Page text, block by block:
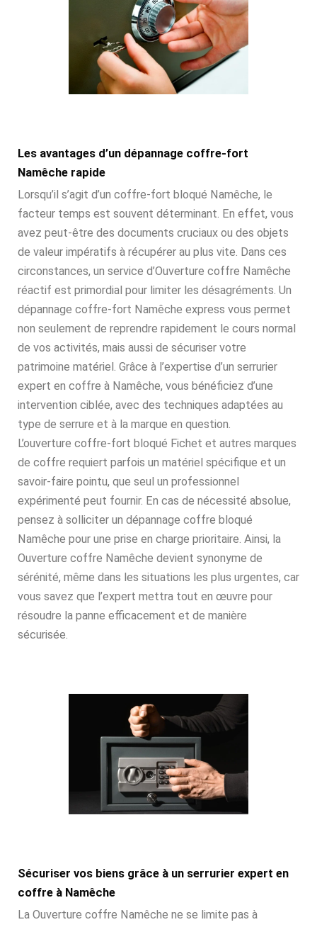
Les avantages d’un dépannage coffre-fort
Namêche rapide
Lorsqu’il s’agit d’un coffre-fort bloqué Namêche, le
facteur temps est souvent déterminant. En effet, vous
avez peut-être des documents cruciaux ou des objets
de valeur impératifs à récupérer au plus vite. Dans ces
circonstances, un service d’Ouverture coffre Namêche
réactif est primordial pour limiter les désagréments. Un
dépannage coffre-fort Namêche express vous permet
non seulement de reprendre rapidement le cours normal
de vos activités, mais aussi de sécuriser votre
patrimoine matériel. Grâce à l’expertise d’un serrurier
expert en coffre à Namêche, vous bénéficiez d’une
intervention ciblée, avec des techniques adaptées au
type de serrure et à la marque en question.
L’ouverture coffre-fort bloqué Fichet et autres marques
de coffre requiert parfois un matériel spécifique et un
savoir-faire pointu, que seul un professionnel
expérimenté peut fournir. En cas de nécessité absolue,
pensez à solliciter un dépannage coffre bloqué
Namêche pour une prise en charge prioritaire. Ainsi, la
Ouverture coffre Namêche devient synonyme de
sérénité, même dans les situations les plus urgentes, car
vous savez que l’expert mettra tout en œuvre pour
résoudre la panne efficacement et de manière
sécurisée.
Sécuriser vos biens grâce à un serrurier expert en
coffre à Namêche
La Ouverture coffre Namêche ne se limite pas à